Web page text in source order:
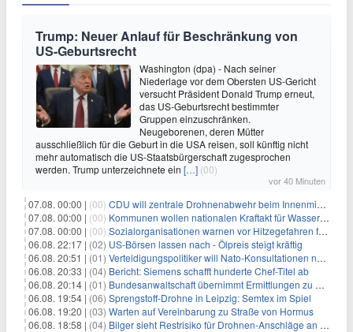
Trump: Neuer Anlauf für Beschränkung von
US-Geburtsrecht
Washington (dpa) - Nach seiner
Niederlage vor dem Obersten US-Gericht
versucht Präsident Donald Trump erneut,
das US-Geburtsrecht bestimmter
Gruppen einzuschränken.
Neugeborenen, deren Mütter
ausschließlich für die Geburt in die USA reisen, soll künftig nicht
mehr automatisch die US-Staatsbürgerschaft zugesprochen
werden. Trump unterzeichnete ein […] (00)
vor 40 Minuten
07.08. 00:00 | (00) CDU will zentrale Drohnenabwehr beim Innenministerium
07.08. 00:00 | (00) Kommunen wollen nationalen Kraftakt für Wasserversorgung
07.08. 00:00 | (00) Sozialorganisationen warnen vor Hitzegefahren für Obdachlose
06.08. 22:17 | (02) US-Börsen lassen nach - Ölpreis steigt kräftig
06.08. 20:51 | (01) Verteidigungspolitiker will Nato-Konsultationen nach Drohnenfund
06.08. 20:33 | (04) Bericht: Siemens schafft hunderte Chef-Titel ab
06.08. 20:14 | (01) Bundesanwaltschaft übernimmt Ermittlungen zu Drohnenvorfall
06.08. 19:54 | (06) Sprengstoff-Drohne in Leipzig: Semtex im Spiel
06.08. 19:20 | (03) Warten auf Vereinbarung zu Straße von Hormus
06.08. 18:58 | (04) Bilger sieht Restrisiko für Drohnen-Anschläge an Flughäfen